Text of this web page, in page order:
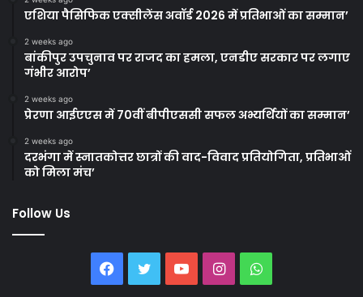
एशिया पैसिफिक एक्सीलेंस अवॉर्ड 2026 में प्रतिभाओं का सम्मान’
2 weeks ago
बांकीपुर उपचुनाव पर राजद का हमला, एनडीए सरकार पर लगाए
गंभीर आरोप’
2 weeks ago
प्रेरणा आईएएस में 70वीं बीपीएससी सफल अभ्यर्थियों का सम्मान’
2 weeks ago
दरभंगा में स्नातकोत्तर छात्रों की वाद-विवाद प्रतियोगिता, प्रतिभाओं
को मिला मंच’
Follow Us
Facebook
TwitterYouTubeInstagramWhatsApp